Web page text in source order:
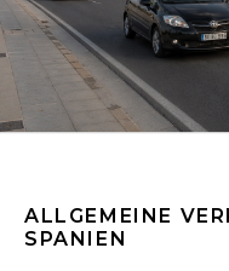
ALLGEMEINE
SPANIEN